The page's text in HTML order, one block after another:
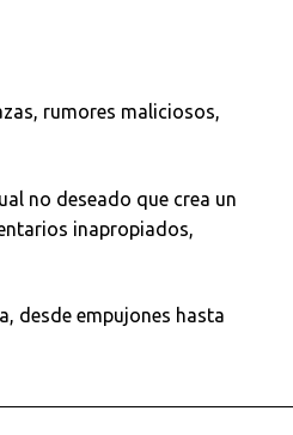
rumores maliciosos,
no deseado que crea un
inapropiados,
desde empujones hasta